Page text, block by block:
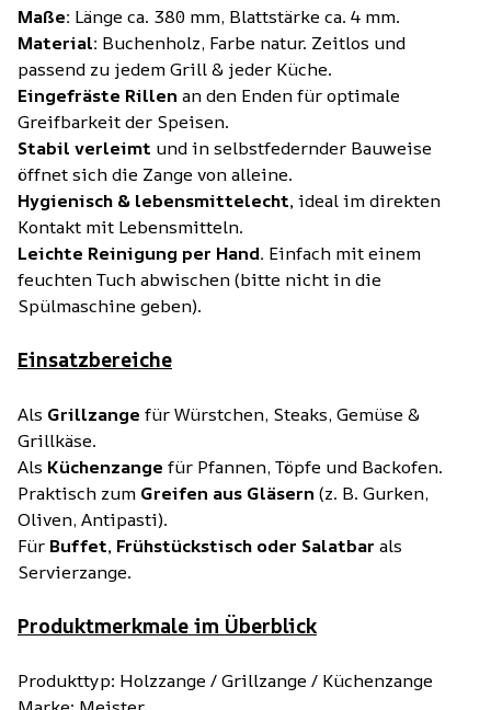
Maße: Länge ca. 380 mm, Blattstärke ca. 4 mm.
Material: Buchenholz, Farbe natur. Zeitlos und
passend zu jedem Grill & jeder Küche.
Eingefräste Rillenan den Enden für optimale
Greifbarkeit der Speisen.
Stabil verleimt und in selbstfedernder Bauweise
öffnet sich die Zange von alleine.
Hygienisch & lebensmittelecht,ideal im direkten
Kontakt mit Lebensmitteln.
Leichte Reinigung per Hand. Einfach mit einem
feuchten Tuch abwischen (bitte nicht in die
Spülmaschine geben).
Einsatzbereiche
Als Grillzange für Würstchen, Steaks, Gemüse &
Grillkäse.
Als Küchenzange für Pfannen, Töpfe und Backofen.
Praktisch zum Greifen aus Gläsern(z. B. Gurken,
Oliven, Antipasti).
FürBuffet, Frühstückstisch oder Salatbar als
Servierzange.
Produktmerkmale im Überblick
Produkttyp: Holzzange / Grillzange / Küchenzange